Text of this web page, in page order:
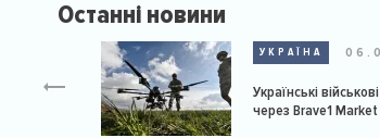
Останні новини
УКРАЇНА
Українські
через Brave1